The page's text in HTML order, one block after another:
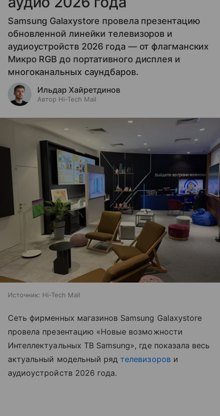
Samsung Galaxystore провела презентацию
обновленной линейки телевизоров и
аудиоустройств 2026 года — от флагманских
Микро RGB до портативного дисплея и
многоканальных саундбаров.
Ильдар Хайретдинов
Автор Hi-Tech Mail
Источник: Hi-Tech Mail
Сеть фирменных магазинов Samsung Galaxystore
провела презентацию «Новые возможности
Интеллектуальных ТВ Samsung», где показала весь
актуальный модельный рядтелевизоров и
аудиоустройств 2026 года.